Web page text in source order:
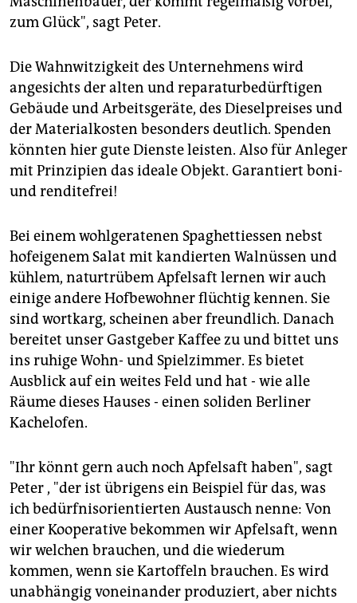
zum Glück", sagt Peter.
Die Wahnwitzigkeit des Unternehmens wird
angesichts der alten und reparaturbedürftigen
Gebäude und Arbeitsgeräte, des Dieselpreises und
der Materialkosten besonders deutlich. Spenden
könnten hier gute Dienste leisten. Also für Anleger
mit Prinzipien das ideale Objekt. Garantiert boni-
und renditefrei!
Bei einem wohlgeratenen Spaghettiessen nebst
hofeigenem Salat mit kandierten Walnüssen und
kühlem, naturtrübem Apfelsaft lernen wir auch
einige andere Hofbewohner flüchtig kennen. Sie
sind wortkarg, scheinen aber freundlich. Danach
bereitet unser Gastgeber Kaffee zu und bittet uns
ins ruhige Wohn- und Spielzimmer. Es bietet
Ausblick auf ein weites Feld und hat - wie alle
Räume dieses Hauses - einen soliden Berliner
Kachelofen.
"Ihr könnt gern auch noch Apfelsaft haben", sagt
Peter , "der ist übrigens ein Beispiel für das, was
ich bedürfnisorientierten Austausch nenne: Von
einer Kooperative bekommen wir Apfelsaft, wenn
wir welchen brauchen, und die wiederum
kommen, wenn sie Kartoffeln brauchen. Es wird
unabhängig voneinander produziert, aber nichts